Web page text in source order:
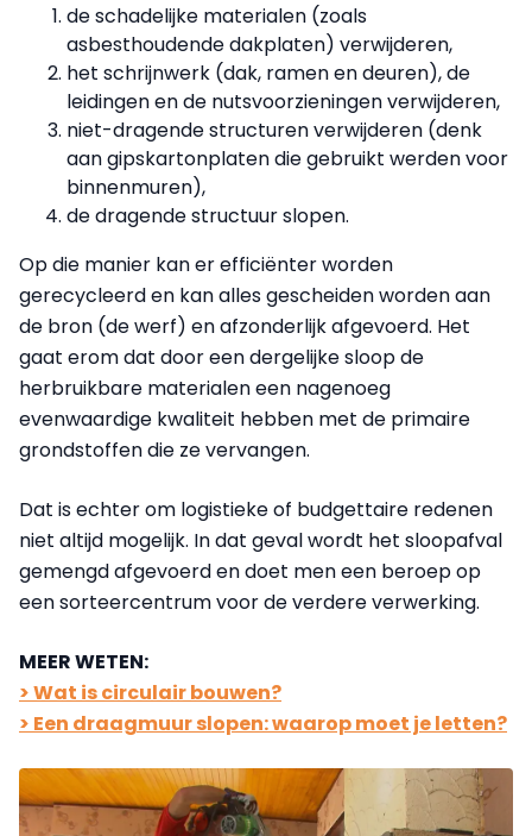
de schadelijke materialen (zoals
asbesthoudende dakplaten) verwijderen,
het schrijnwerk (dak, ramen en deuren), de
leidingen en de nutsvoorzieningen verwijderen,
niet-dragende structuren verwijderen (denk
aan gipskartonplaten die gebruikt werden voor
binnenmuren),
de dragende structuur slopen.
Op die manier kan er efficiënter worden
gerecycleerd en kan alles gescheiden worden aan
de bron (de werf) en afzonderlijk afgevoerd. Het
gaat erom dat door een dergelijke sloop de
herbruikbare materialen een nagenoeg
evenwaardige kwaliteit hebben met de primaire
grondstoffen die ze vervangen.
Dat is echter om logistieke of budgettaire redenen
niet altijd mogelijk. In dat geval wordt het sloopafval
gemengd afgevoerd en doet men een beroep op
een sorteercentrum voor de verdere verwerking.
MEER WETEN:
> Wat is circulair bouwen?
> Een draagmuur slopen: waarop moet je letten?